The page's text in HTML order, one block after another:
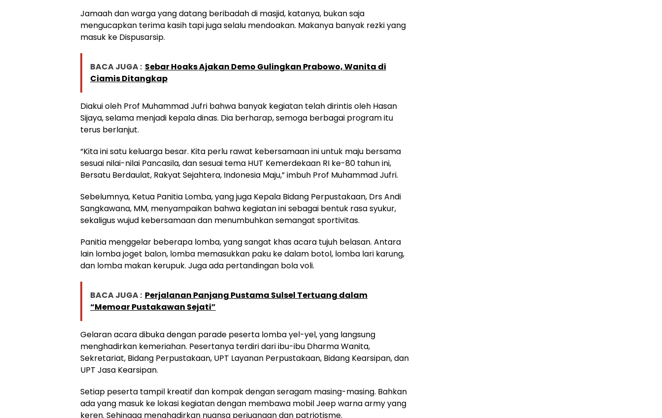
Jamaah dan warga yang datang beribadah di masjid, katanya, bukan saja
mengucapkan terima kasih tapi juga selalu mendoakan. Makanya banyak rezki yang
masuk ke Dispusarsip.
BACA JUGA : Sebar Hoaks Ajakan Demo Gulingkan Prabowo, Wanita di
Ciamis Ditangkap
Diakui oleh Prof Muhammad Jufri bahwa banyak kegiatan telah dirintis oleh Hasan
Sijaya, selama menjadi kepala dinas. Dia berharap, semoga berbagai program itu
terus berlanjut.
“Kita ini satu keluarga besar. Kita perlu rawat kebersamaan ini untuk maju bersama
sesuai nilai-nilai Pancasila, dan sesuai tema HUT Kemerdekaan RI ke-80 tahun ini,
Bersatu Berdaulat, Rakyat Sejahtera, Indonesia Maju,” imbuh Prof Muhammad Jufri.
Sebelumnya, Ketua Panitia Lomba, yang juga Kepala Bidang Perpustakaan, Drs Andi
Sangkawana, MM, menyampaikan bahwa kegiatan ini sebagai bentuk rasa syukur,
sekaligus wujud kebersamaan dan menumbuhkan semangat sportivitas.
Panitia menggelar beberapa lomba, yang sangat khas acara tujuh belasan. Antara
lain lomba joget balon, lomba memasukkan paku ke dalam botol, lomba lari karung,
dan lomba makan kerupuk. Juga ada pertandingan bola voli.
BACA JUGA : Perjalanan Panjang Pustama Sulsel Tertuang dalam
“Memoar Pustakawan Sejati”
Gelaran acara dibuka dengan parade peserta lomba yel-yel, yang langsung
menghadirkan kemeriahan. Pesertanya terdiri dari ibu-ibu Dharma Wanita,
Sekretariat, Bidang Perpustakaan, UPT Layanan Perpustakaan, Bidang Kearsipan, dan
UPT Jasa Kearsipan.
Setiap peserta tampil kreatif dan kompak dengan seragam masing-masing. Bahkan
ada yang masuk ke lokasi kegiatan dengan membawa mobil Jeep warna army yang
keren. Sehingga menghadirkan nuansa perjuangan dan patriotisme.